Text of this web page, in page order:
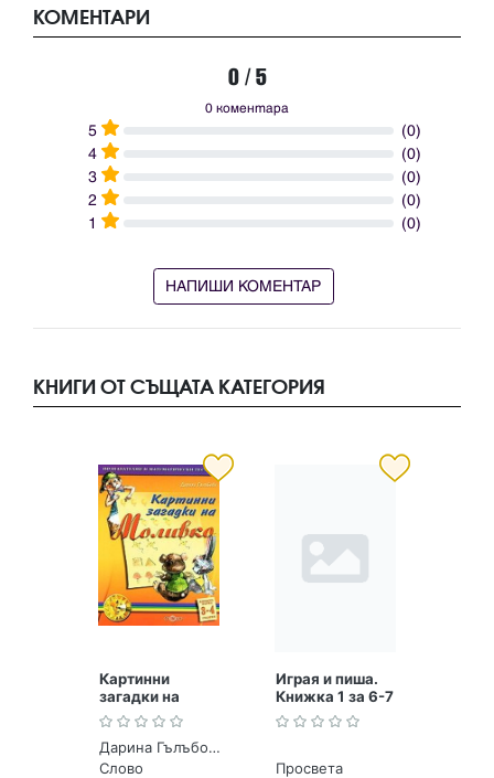
КОМЕНТАРИ
0 / 5
0 коментара
5
(0)
4
(0)
3
(0)
2
(0)
1
(0)
НАПИШИ КОМЕНТАР
КНИГИ ОТ СЪЩАТА КАТЕГОРИЯ
Картинни
загадки на
Моливко.
Книжка първа
3-4 години
Дарина Гълъбова
Слово
Играя и пиша.
Книжка 1 за 6-7
години
Просвета